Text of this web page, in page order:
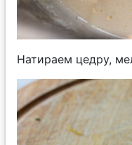
Натираем цедру,